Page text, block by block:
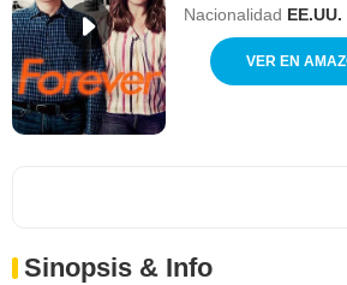
Nacionalidad EE.UU.
VER EN
Sinopsis & Info